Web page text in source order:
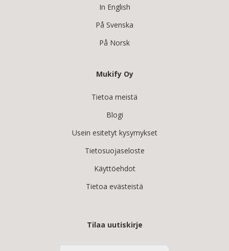
In English
På Svenska
På Norsk
Mukify Oy
Tietoa meistä
Blogi
Usein esitetyt kysymykset
Tietosuojaseloste
Käyttöehdot
Tietoa evästeistä
Tilaa uutiskirje